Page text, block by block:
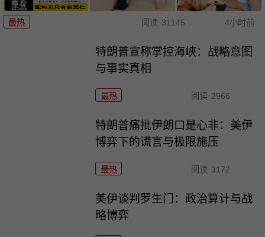
最热 阅读 31145 4小时前
特朗普宣称掌控海峡：战略意图
与事实真相
最热 阅读 2966
特朗普痛批伊朗口是心非：美伊
博弈下的谎言与极限施压
最热 阅读 3172
美伊谈判罗生门：政治算计与战
略博弈